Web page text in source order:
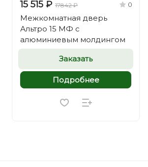
15 515 ₽ 17842 ₽ 0
Межкомнатная дверь
Альтро 15 МФ с
алюминиевым молдингом
Заказать
Подробнее